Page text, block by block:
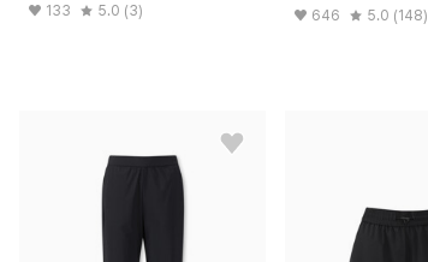
133 5.0 (3) 646 5.0 (148)